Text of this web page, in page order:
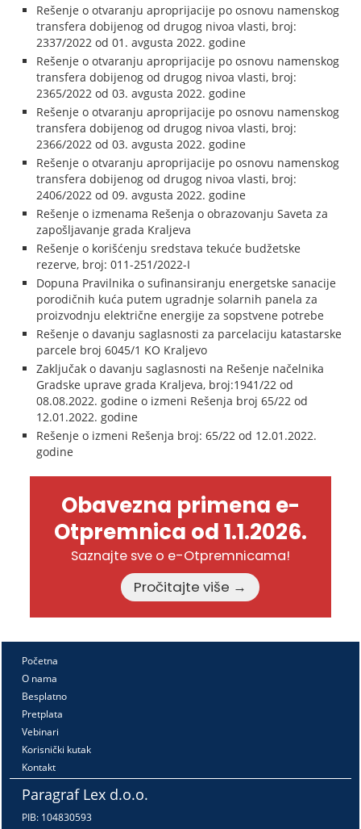
Rešenje o otvaranju aproprijacije po osnovu namenskog
transfera dobijenog od drugog nivoa vlasti, broj:
2337/2022 od 01. avgusta 2022. godine
Rešenje o otvaranju aproprijacije po osnovu namenskog
transfera dobijenog od drugog nivoa vlasti, broj:
2365/2022 od 03. avgusta 2022. godine
Rešenje o otvaranju aproprijacije po osnovu namenskog
transfera dobijenog od drugog nivoa vlasti, broj:
2366/2022 od 03. avgusta 2022. godine
Rešenje o otvaranju aproprijacije po osnovu namenskog
transfera dobijenog od drugog nivoa vlasti, broj:
2406/2022 od 09. avgusta 2022. godine
Rešenje o izmenama Rešenja o obrazovanju Saveta za
zapošljavanje grada Kraljeva
Rešenje o korišćenju sredstava tekuće budžetske
rezerve, broj: 011-251/2022-I
Dopuna Pravilnika o sufinansiranju energetske sanacije
porodičnih kuća putem ugradnje solarnih panela za
proizvodnju električne energije za sopstvene potrebe
Rešenje o davanju saglasnosti za parcelaciju katastarske
parcele broj 6045/1 KO Kraljevo
Zaključak o davanju saglasnosti na Rešenje načelnika
Gradske uprave grada Kraljeva, broj:1941/22 od
08.08.2022. godine o izmeni Rešenja broj 65/22 od
12.01.2022. godine
Rešenje o izmeni Rešenja broj: 65/22 od 12.01.2022.
godine
Obavezna primena e-
Otpremnica od 1.1.2026.
Saznajte sve o e-Otpremnicama!
Pročitajte više →
Početna
O nama
Besplatno
Pretplata
Vebinari
Korisnički kutak
Kontakt
Paragraf Lex d.o.o.
PIB: 104830593